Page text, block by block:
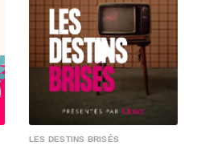
une histoire - Mercedes
Y A 4 ANS
Privacy Policy at
privacy and California Privacy
...
LES DESTINS BRISÉS